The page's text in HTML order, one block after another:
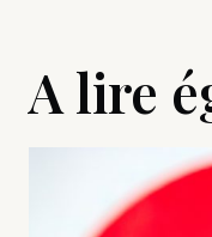
A lire